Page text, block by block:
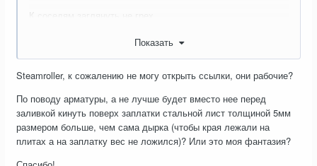
К соседям заглянуть не грех.
верно говорит - сеткой армировать, ну и тонкой
Еще рекомендую - если фрезерный станок дома
Показать
Steamroller, к сожалению не могу открыть ссылки, они рабочие?
По поводу арматуры, а не лучше будет вместо нее перед
заливкой кинуть поверх заплатки стальной лист толщиной 5мм
размером больше, чем сама дырка (чтобы края лежали на
плитах а на заплатку вес не ложился)? Или это моя фантазия?